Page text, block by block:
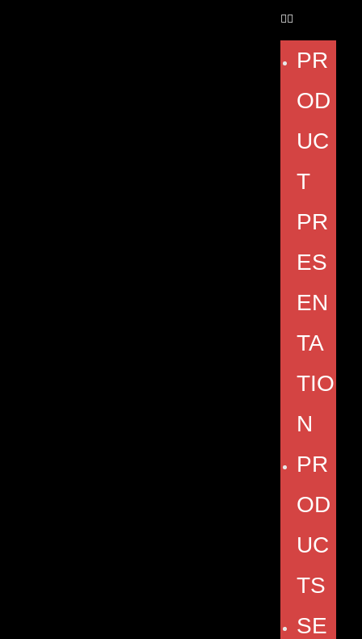
PR
OD
UC
T
PR
ES
EN
TA
TIO
N
PR
OD
UC
TS
SE